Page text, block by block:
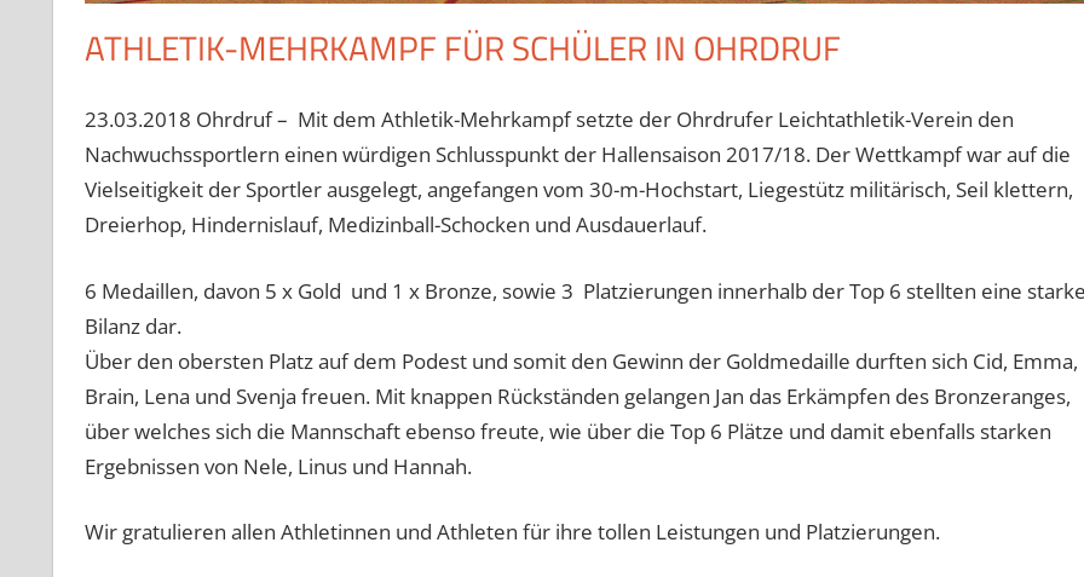
ATHLETIK-MEHRKAMPF FÜR SCHÜLER IN OHRDRUF
23.03.2018 Ohrdruf – Mit dem Athletik-Mehrkampf setzte der Ohrdrufer Leichtathletik-Verein den
Nachwuchssportlern einen würdigen Schlusspunkt der Hallensaison 2017/18. Der Wettkampf war auf die
Vielseitigkeit der Sportler ausgelegt, angefangen vom 30-m-Hochstart, Liegestütz militärisch, Seil klettern,
Dreierhop, Hindernislauf, Medizinball-Schocken und Ausdauerlauf.
6 Medaillen, davon 5 x Gold und 1 x Bronze, sowie 3 Platzierungen innerhalb der Top 6 stellten eine
Bilanz dar.
Über den obersten Platz auf dem Podest und somit den Gewinn der Goldmedaille durften sich Cid, Emma,
Brain, Lena und Svenja freuen. Mit knappen Rückständen gelangen Jan das Erkämpfen des Bronzeranges,
über welches sich die Mannschaft ebenso freute, wie über die Top 6 Plätze und damit ebenfalls starken
Ergebnissen von Nele, Linus und Hannah.
Wir gratulieren allen Athletinnen und Athleten für ihre tollen Leistungen und Platzierungen.